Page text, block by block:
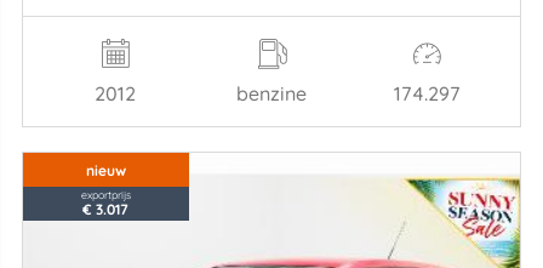
2012 benzine 174.297
nieuw
exportprijs
€ 3.017